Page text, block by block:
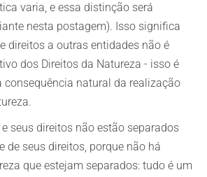
varia, e essa distinção será
nesta postagem). Isso significa
direitos a outras entidades não é
dos Direitos da Natureza - isso é
consequência natural da realização
seus direitos não estão separados
de seus direitos, porque não há
que estejam separados: tudo é um